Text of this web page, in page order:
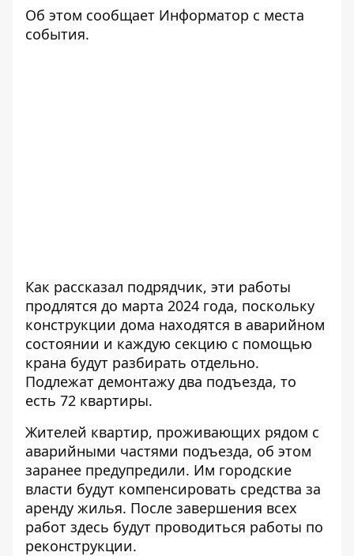
Об этом сообщает Информатор с места
события.
Как рассказал подрядчик, эти работы
продлятся до марта 2024 года, поскольку
конструкции дома находятся в аварийном
состоянии и каждую секцию с помощью
крана будут разбирать отдельно.
Подлежат демонтажу два подъезда, то
есть 72 квартиры.
Жителей квартир, проживающих рядом с
аварийными частями подъезда, об этом
заранее предупредили. Им городские
власти будут компенсировать средства за
аренду жилья. После завершения всех
работ здесь будут проводиться работы по
реконструкции.